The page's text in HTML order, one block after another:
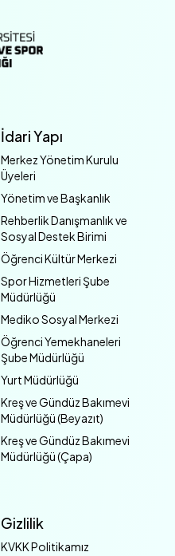
İdari Yapı
Merkez Yönetim Kurulu
Üyeleri
Yönetim ve Başkanlık
Rehberlik Danışmanlık ve
Sosyal Destek Birimi
Öğrenci Kültür Merkezi
Spor Hizmetleri Şube
Müdürlüğü
Mediko Sosyal Merkezi
Öğrenci Yemekhaneleri
Şube Müdürlüğü
Yurt Müdürlüğü
Kreş ve Gündüz Bakımevi
Müdürlüğü (Beyazıt)
Kreş ve Gündüz Bakımevi
Müdürlüğü (Çapa)
Gizlilik
KVKK Politikamız